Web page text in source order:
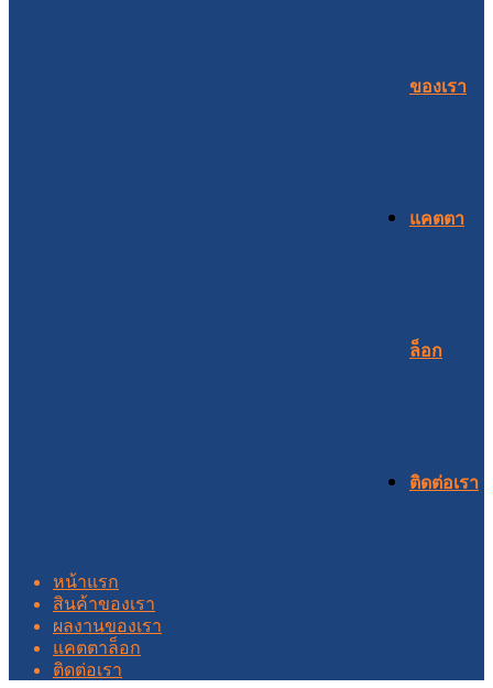
ของเรา
แคตตา
ล็อก
ติดต่อเรา
หน้าแรก
สินค้าของเรา
ผลงานของเรา
แคตตาล็อก
ติดต่อเรา